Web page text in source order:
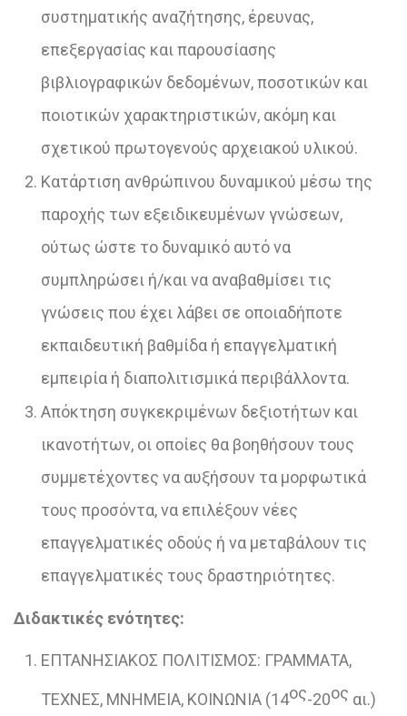
συστηματικής αναζήτησης, έρευνας,
επεξεργασίας και παρουσίασης
βιβλιογραφικών δεδομένων, ποσοτικών και
ποιοτικών χαρακτηριστικών, ακόμη και
σχετικού πρωτογενούς αρχειακού υλικού.
Κατάρτιση ανθρώπινου δυναμικού μέσω της
παροχής των εξειδικευμένων γνώσεων,
ούτως ώστε το δυναμικό αυτό να
συμπληρώσει ή/και να αναβαθμίσει τις
γνώσεις που έχει λάβει σε οποιαδήποτε
εκπαιδευτική βαθμίδα ή επαγγελματική
εμπειρία ή διαπολιτισμικά περιβάλλοντα.
Απόκτηση συγκεκριμένων δεξιοτήτων και
ικανοτήτων, οι οποίες θα βοηθήσουν τους
συμμετέχοντες να αυξήσουν τα μορφωτικά
τους προσόντα, να επιλέξουν νέες
επαγγελματικές οδούς ή να μεταβάλουν τις
επαγγελματικές τους δραστηριότητες.
Διδακτικές ενότητες:
ΕΠΤΑΝΗΣΙΑΚΟΣ ΠΟΛΙΤΙΣΜΟΣ: ΓΡΑΜΜΑΤΑ,
ΤΕΧΝΕΣ, ΜΝΗΜΕΙΑ, ΚΟΙΝΩΝΙΑ (14ος-20ος αι.)